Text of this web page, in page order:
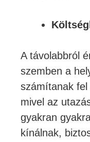
A távolabbról
szemben a
számítanak fel
mivel az
gyakran
kínálnak,